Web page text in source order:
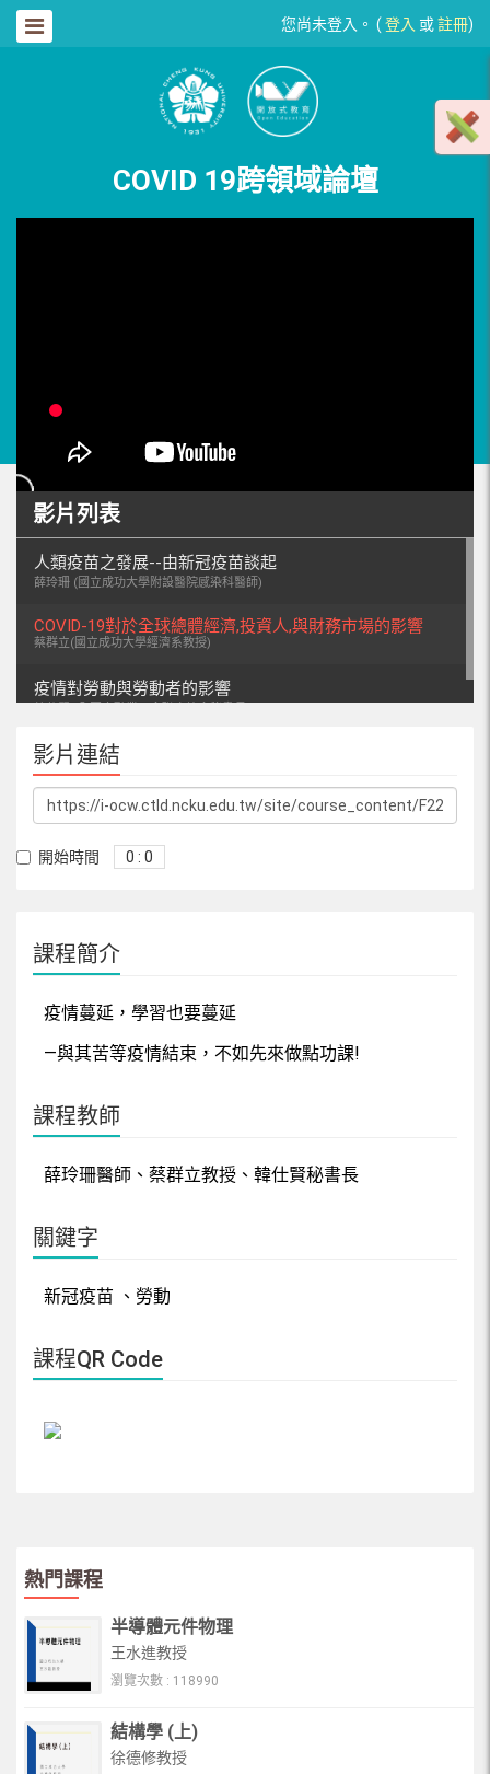
您尚未登入。 ( 登入 或註冊)
COVID 19跨領域論壇
影片列表
人類疫苗之發展--由新冠疫苗談起
薛玲珊 (國立成功大學附設醫院感染科醫師)
COVID-19對於全球總體經濟,投資人,與財務市場的影響
蔡群立(國立成功大學經濟系教授)
疫情對勞動與勞動者的影響
影片連結
開始時間 0 : 0
課程簡介
疫情蔓延，學習也要蔓延
—與其苦等疫情結束，不如先來做點功課!
課程教師
薛玲珊醫師、蔡群立教授、韓仕賢秘書長
關鍵字
新冠疫苗 、勞動
課程QR Code
熱門課程
半導體元件物理
王水進教授
瀏覽次數 : 118990
結構學 (上)
徐德修教授